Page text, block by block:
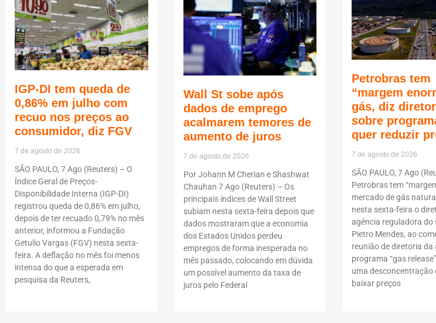
IGP-DI tem queda de
0,86% em julho com
recuo nos preços ao
consumidor, diz FGV
7 de agosto de 2026
SÃO PAULO, 7 Ago (Reuters) – O
Índice Geral de Preços-
Disponibilidade Interna (IGP-DI)
registrou queda de 0,86% em julho,
depois de ter recuado 0,79% no mês
anterior, informou a Fundação
Getulio Vargas (FGV) nesta sexta-
feira. A deflação no mês foi menos
intensa do que a esperada em
pesquisa da Reuters,
Wall St sobe após
dados de emprego
acalmarem temores de
aumento de juros
7 de agosto de 2026
Por Johann M Cherian e Shashwat
Chauhan 7 Ago (Reuters) – Os
principais índices de Wall Street
subiam nesta sexta-feira depois que
dados mostraram que a economia
dos Estados Unidos perdeu
empregos de forma inesperada no
mês passado, colocando em dúvida
um possível aumento da taxa de
juros pelo Federal
Petrobras tem
“margem
gás, diz
sobre
quer reduzir
7 de agosto de 2026
SÃO PAULO, 7 Ago
Petrobras tem
mercado de gás
nesta sexta-feira o
agência reguladora do
Pietro Mendes, ao
reunião de diretoria
programa “gas
uma desconcentração
baixar preços